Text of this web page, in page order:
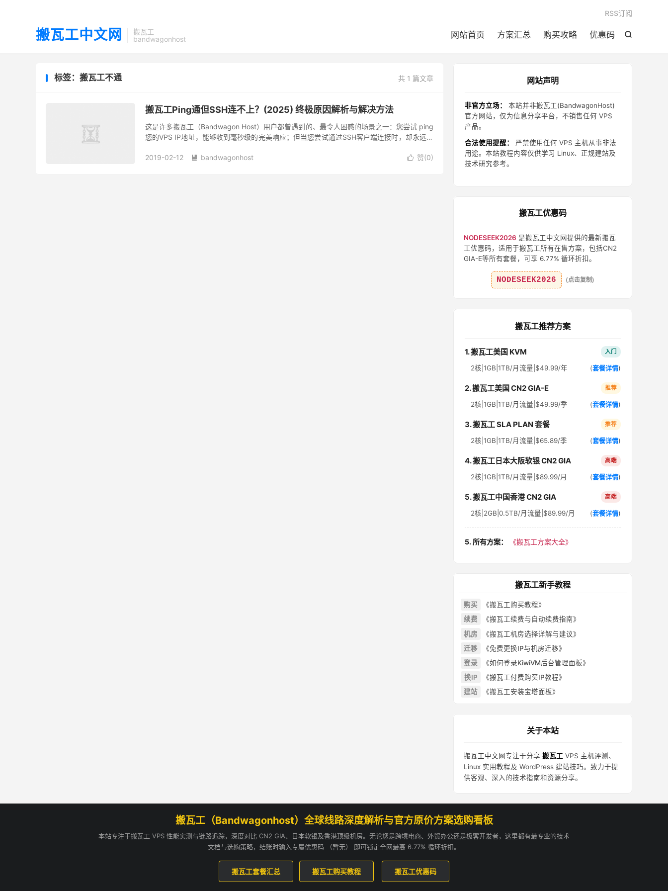
搬瓦工中文网
搬瓦工
bandwagonhost

网站首页 方案汇总 购买攻略 优惠码
RSS订阅
共 1 篇文章
标签：搬瓦工不通
搬瓦工Ping通但SSH连不上？(2025) 终极原因解析与解决方法
这是许多搬瓦工（Bandwagon Host）用户都曾遇到的、最令人困惑的场景之一：您尝试 ping
您的VPS IP地址，能够收到毫秒级的完美响应；但当您尝试通过SSH客户端连接时，却永远是
 赞(0)
2019-02-12  bandwagonhost
网站声明
非官方立场：
本站并非搬瓦工(BandwagonHost)
官方网站，仅为信息分享平台，不销售任何 VPS
产品。
合法使用提醒：
严禁使用任何 VPS 主机从事非法
用途。本站教程内容仅供学习 Linux、正规建站及
技术研究参考。
搬瓦工优惠码
NODESEEK2026 是搬瓦工中文网提供的最新搬瓦
工优惠码，适用于搬瓦工所有在售方案，包括CN2
GIA-E等所有套餐，可享 6.77% 循环折扣。
NODESEEK2026 (点击复制)
搬瓦工推荐方案
1. 搬瓦工美国 KVM 入门
2核|1GB|1TB/月流量|$49.99/年 (套餐详情)
2. 搬瓦工美国 CN2 GIA-E 推荐
2核|1GB|1TB/月流量|$49.99/季 (套餐详情)
3. 搬瓦工 SLA PLAN 套餐 推荐
2核|1GB|1TB/月流量|$65.89/季 (套餐详情)
4. 搬瓦工日本大阪软银 CN2 GIA 高端
2核|1GB|1TB/月流量|$89.99/月 (套餐详情)
5. 搬瓦工中国香港 CN2 GIA 高端
2核|2GB|0.5TB/月流量|$89.99/月 (套餐详情)
5. 所有方案： 《搬瓦工方案大全》
搬瓦工新手教程
购买
《搬瓦工购买教程》
续费
《搬瓦工续费与自动续费指南》
机房
《搬瓦工机房选择详解与建议》
迁移
《免费更换IP与机房迁移》
登录
《如何登录KiwiVM后台管理面板》
换IP
《搬瓦工付费购买IP教程》
建站
《搬瓦工安装宝塔面板》
关于本站
搬瓦工中文网专注于分享 搬瓦工 VPS 主机评测、
Linux 实用教程及 WordPress 建站技巧。致力于提
供客观、深入的技术指南和资源分享。
搬瓦工（Bandwagonhost）全球线路深度解析与官方原价方案选购看板
本站专注于搬瓦工 VPS 性能实测与链路追踪，深度对比 CN2 GIA、日本软银及香港顶级机房。无论您是跨境电商、外贸办公还是极客开发者，这里都有最专业的技术
文档与选购策略，结账时输入专属优惠码 （暂无） 即可锁定全网最高 6.77% 循环折扣。
搬瓦工套餐汇总 搬瓦工购买教程 搬瓦工优惠码